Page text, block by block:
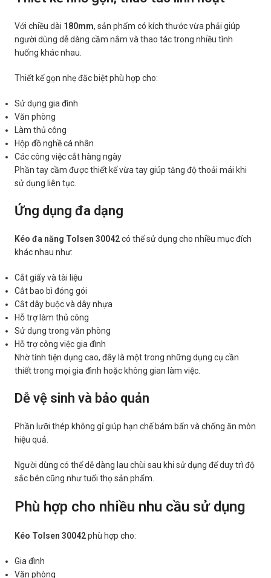
Với chiều dài 180mm, sản phẩm có kích thước vừa phải giúp
người dùng dễ dàng cầm nắm và thao tác trong nhiều tình
huống khác nhau.
Thiết kế gọn nhẹ đặc biệt phù hợp cho:
Sử dụng gia đình
Văn phòng
Làm thủ công
Hộp đồ nghề cá nhân
Các công việc cắt hàng ngày
Phần tay cầm được thiết kế vừa tay giúp tăng độ thoải mái khi
sử dụng liên tục.
Ứng dụng đa dạng
Kéo đa năng Tolsen 30042có thể sử dụng cho nhiều mục đích
khác nhau như:
Cắt giấy và tài liệu
Cắt bao bì đóng gói
Cắt dây buộc và dây nhựa
Hỗ trợ làm thủ công
Sử dụng trong văn phòng
Hỗ trợ công việc gia đình
Nhờ tính tiện dụng cao, đây là một trong những dụng cụ cần
thiết trong mọi gia đình hoặc không gian làm việc.
Dễ vệ sinh và bảo quản
Phần lưỡi thép không gỉ giúp hạn chế bám bẩn và chống ăn mòn
hiệu quả.
Người dùng có thể dễ dàng lau chùi sau khi sử dụng để duy trì độ
sắc bén cũng như tuổi thọ sản phẩm.
Phù hợp cho nhiều nhu cầu sử dụng
Kéo Tolsen 30042phù hợp cho:
Gia đình
Văn phòng